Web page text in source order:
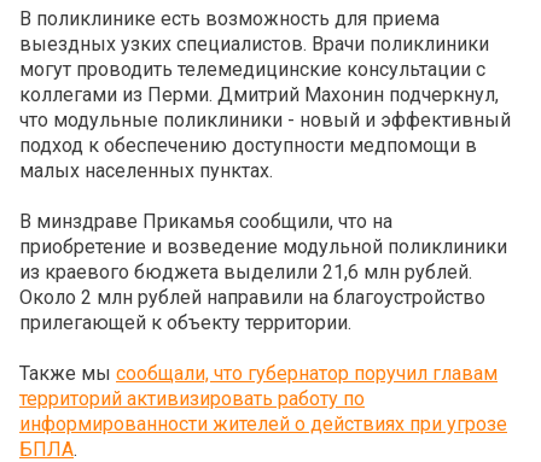
В поликлинике есть возможность для приема
выездных узких специалистов. Врачи поликлиники
могут проводить телемедицинские консультации с
коллегами из Перми. Дмитрий Махонин подчеркнул,
что модульные поликлиники - новый и эффективный
подход к обеспечению доступности медпомощи в
малых населенных пунктах.
В минздраве Прикамья сообщили, что на
приобретение и возведение модульной поликлиники
из краевого бюджета выделили 21,6 млн рублей.
Около 2 млн рублей направили на благоустройство
прилегающей к объекту территории.
Также мы сообщали, что губернатор поручил главам
территорий активизировать работу по
информированности жителей о действиях при угрозе
БПЛА.